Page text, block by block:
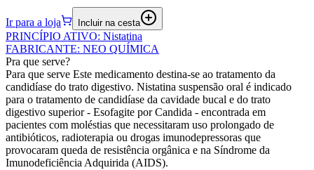
Ir para a loja Incluir na cesta
PRINCÍPIO ATIVO: Nistatina
FABRICANTE: NEO QUÍMICA
Pra que serve?
Para que serve Este medicamento destina-se ao tratamento da
candidíase do trato digestivo. Nistatina suspensão oral é indicado
para o tratamento de candidíase da cavidade bucal e do trato
digestivo superior - Esofagite por Candida - encontrada em
pacientes com moléstias que necessitaram uso prolongado de
antibióticos, radioterapia ou drogas imunodepressoras que
provocaram queda de resistência orgânica e na Síndrome da
Imunodeficiência Adquirida (AIDS).